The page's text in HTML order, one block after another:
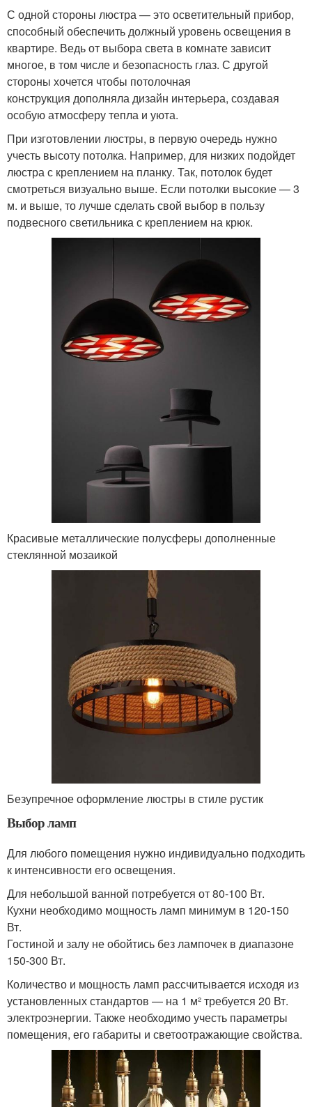
С одной стороны люстра — это осветительный прибор,
способный обеспечить должный уровень освещения в
квартире. Ведь от выбора света в комнате зависит
многое, в том числе и безопасность глаз. С другой
стороны хочется чтобы потолочная
конструкция дополняла дизайн интерьера, создавая
особую атмосферу тепла и уюта.
При изготовлении люстры, в первую очередь нужно
учесть высоту потолка. Например, для низких подойдет
люстра с креплением на планку. Так, потолок будет
смотреться визуально выше. Если потолки высокие — 3
м. и выше, то лучше сделать свой выбор в пользу
подвесного светильника с креплением на крюк.
Красивые металлические полусферы дополненные
стеклянной мозаикой
Безупречное оформление люстры в стиле рустик
Выбор ламп
Для любого помещения нужно индивидуально подходить
к интенсивности его освещения.
Для небольшой ванной потребуется от 80-100 Вт.
Кухни необходимо мощность ламп минимум в 120-150
Вт.
Гостиной и залу не обойтись без лампочек в диапазоне
150-300 Вт.
Количество и мощность ламп рассчитывается исходя из
установленных стандартов — на 1 м² требуется 20 Вт.
электроэнергии. Также необходимо учесть параметры
помещения, его габариты и светоотражающие свойства.